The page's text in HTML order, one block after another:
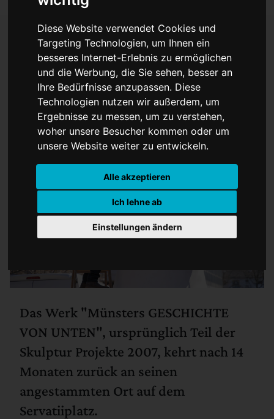
Diese Website verwendet Cookies und
Targeting Technologien, um Ihnen ein
besseres Internet-Erlebnis zu ermöglichen
und die Werbung, die Sie sehen, besser an
Ihre Bedürfnisse anzupassen. Diese
Technologien nutzen wir außerdem, um
Ergebnisse zu messen, um zu verstehen,
woher unsere Besucher kommen oder um
unsere Website weiter zu entwickeln.
Alle akzeptieren
Ich lehne ab
Einstellungen ändern
Paul Wulf-Skulptur kehrt
zurück!
Das Werk "Münsters GESCHICHTE
VON UNTEN", ursprünglich Teil der
Skulptur Projekte 2007, kehrt nach 14
Monaten zurück an seinen
angestammten Ort auf dem
Servatiiplatz.